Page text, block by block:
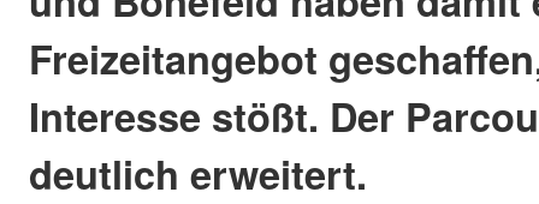
Freizeitangebot
Interesse stößt. Der
deutlich erweitert.